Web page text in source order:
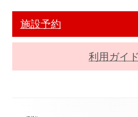
施設予約
利用ガイド